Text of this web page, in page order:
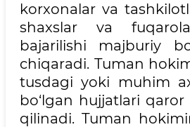
korxonalar va
shaxslar va
bajarilishi majburiy
chiqaradi. Tuman
tusdagi yoki muhim
bo‘lgan hujjatlari
qilinadi. Tuman